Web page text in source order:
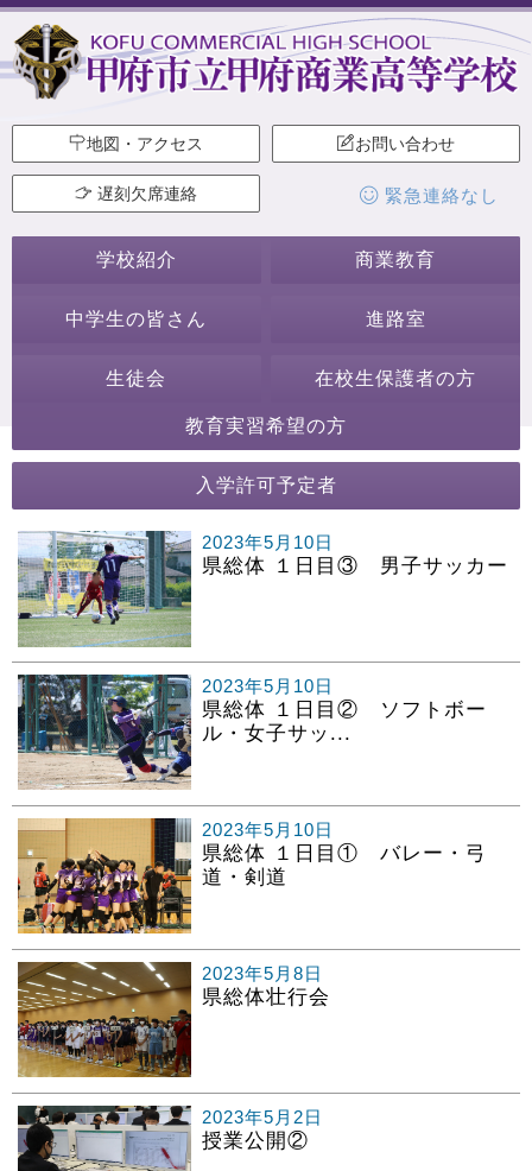
地図・アクセス お問い合わせ
遅刻欠席連絡 緊急連絡なし
学校紹介 商業教育
中学生の皆さん 進路室
生徒会 在校生保護者の方
教育実習希望の方
入学許可予定者
2023年5月10日
県総体 １日目③ 男子サッカー
2023年5月10日
県総体 １日目② ソフトボー
ル・女子サッ...
2023年5月10日
県総体 １日目① バレー・弓
道・剣道
2023年5月8日
県総体壮行会
2023年5月2日
授業公開②